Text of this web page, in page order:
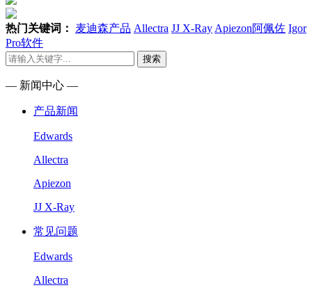
热门关键词： 麦迪森产品 Allectra JJ X-Ray Apiezon阿佩佐 Igor
Pro软件
搜索
— 新闻中心 —
产品新闻
Edwards
Allectra
Apiezon
JJ X-Ray
常见问题
Edwards
Allectra